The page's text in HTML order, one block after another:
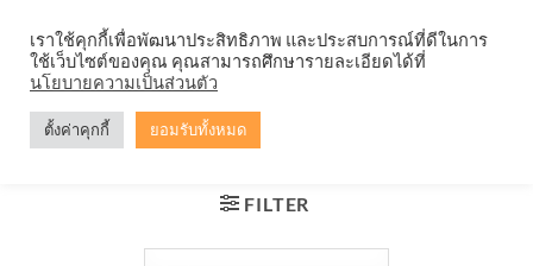
content
FILTER
เราใช้คุกกี้เพื่อพัฒนาประสิทธิภาพ และประสบการณ์ที่ดีในการ
ใช้เว็บไซต์ของคุณ คุณสามารถศึกษารายละเอียดได้ที่
นโยบายความเป็นส่วนตัว
ตั้งค่าคุกกี้ ยอมรับทั้งหมด